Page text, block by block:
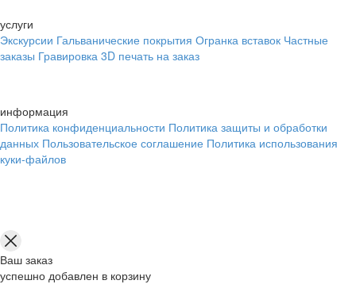
услуги
Экскурсии Гальванические покрытия Огранка вставок Частные
заказы Гравировка 3D печать на заказ
информация
Политика конфиденциальности Политика защиты и обработки
данных Пользовательское соглашение Политика использования
куки-файлов
Ваш заказ
успешно добавлен в корзину